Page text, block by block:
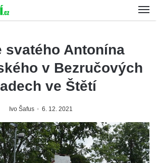
svatého Antonína
v Bezručových
ve Štětí
Ivo Šafus 6. 12. 2021